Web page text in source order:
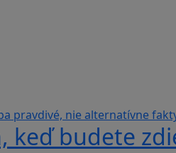
keď budete